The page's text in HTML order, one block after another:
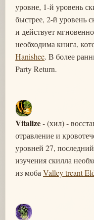
уровне, 1-й уровень
быстрее, 2-й уровень
и действует
необходима книга,
Hanishee. В более
Party Return.
Vitalize- (хил) -
отравление и
уровней 27,
изучения скилла
из моба Valley treant